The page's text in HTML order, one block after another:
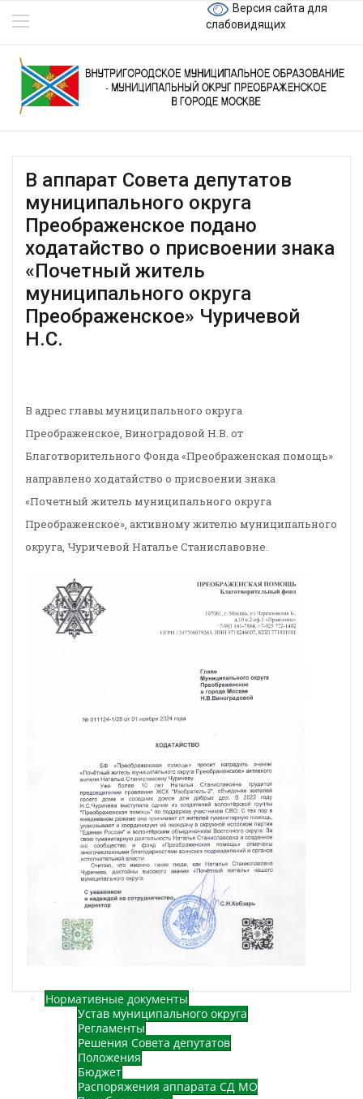
Версия сайта для
слабовидящих
В аппарат Совета депутатов
муниципального округа
Преображенское подано
ходатайство о присвоении знака
«Почетный житель
муниципального округа
Преображенское» Чуричевой
Н.С.
В адрес главы муниципального округа
Преображенское, Виноградовой Н.В. от
Благотворительного Фонда «Преображенская помощь»
направлено ходатайство о присвоении знака
«Почетный житель муниципального округа
Преображенское», активному жителю муниципального
округа, Чуричевой Наталье Станиславовне.
Нормативные документы
Устав муниципального округа
Регламенты
Решения Совета депутатов
Положения
Бюджет
Распоряжения аппарата СД МО